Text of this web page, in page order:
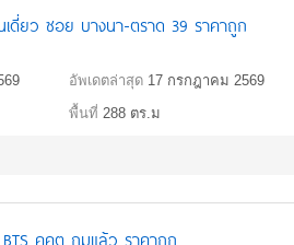
ดี่ยว ซอย บางนา-ตราด 39 ราคาถูก
อัพเดตล่าสุด 17 กรกฎาคม 2569
พื้นที่ 288 ตร.ม
คูคต ถมแล้ว ราคาถูก